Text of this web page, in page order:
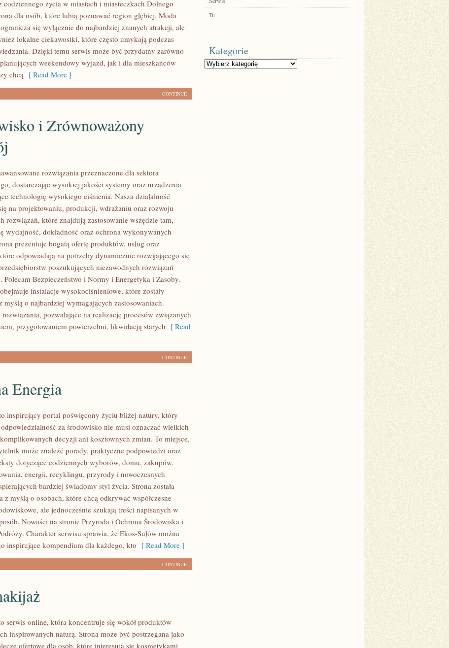
codziennego życia w miastach i miasteczkach Dolnego
dla osób, które lubią poznawać region głębiej. Moda
się wyłącznie do najbardziej znanych atrakcji, ale
lokalne ciekawostki, które często umykają podczas
Dzięki temu serwis może być przydatny zarówno
weekendowy wyjazd, jak i dla mieszkańców
chcą [ Read More ]
CONTINUE
i Zrównoważony
rozwiązania przeznaczone dla sektora
dostarczając wysokiej jakości systemy oraz urządzenia
technologię wysokiego ciśnienia. Nasza działalność
na projektowaniu, produkcji, wdrażaniu oraz rozwoju
rozwiązań, które znajdują zastosowanie wszędzie tam,
wydajność, dokładność oraz ochrona wykonywanych
prezentuje bogatą ofertę produktów, usług oraz
odpowiadają na potrzeby dynamicznie rozwijającego się
poszukujących niezawodnych rozwiązań
Polecam Bezpieczeństwo i Normy i Energetyka i Zasoby.
instalacje wysokociśnieniowe, które zostały
myślą o najbardziej wymagających zastosowaniach.
pozwalające na realizację procesów związanych
przygotowaniem powierzchni, likwidacją starych [ Read
CONTINUE
Energia
inspirujący portal poświęcony życiu bliżej natury, który
za środowisko nie musi oznaczać wielkich
decyzji ani kosztownych zmian. To miejsce,
może znaleźć porady, praktyczne podpowiedzi oraz
dotyczące codziennych wyborów, domu, zakupów,
energii, recyklingu, przyrody i nowoczesnych
bardziej świadomy styl życia. Strona została
z myślą o osobach, które chcą odkrywać współczesne
ale jednocześnie szukają treści napisanych w
Nowości na stronie Przyroda i Ochrona Środowiska i
Charakter serwisu sprawia, że Ekos-Sułów można
inspirujące kompendium dla każdego, kto [ Read More ]
CONTINUE
serwis online, która koncentruje się wokół produktów
inspirowanych naturą. Strona może być postrzegana jako
ofertowe dla osób, które interesują się kosmetykami
Tu
Kategorie
Kategorie